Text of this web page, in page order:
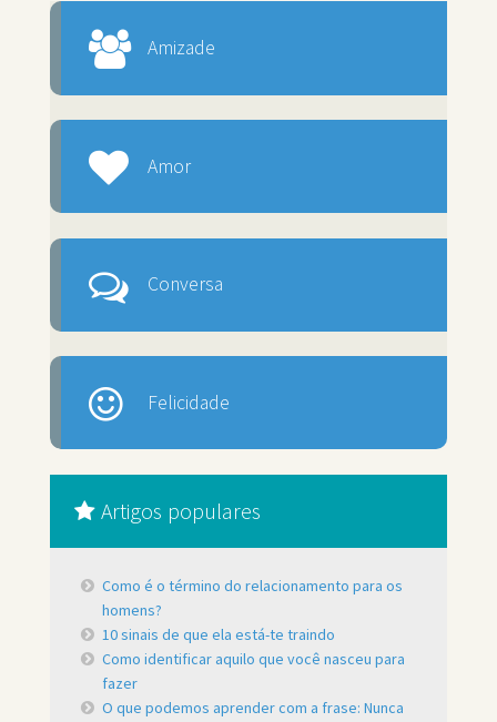
Amizade
Amor
Conversa
Felicidade
Artigos populares
Como é o término do relacionamento para os
homens?
10 sinais de que ela está-te traindo
Como identificar aquilo que você nasceu para
fazer
O que podemos aprender com a frase: Nunca